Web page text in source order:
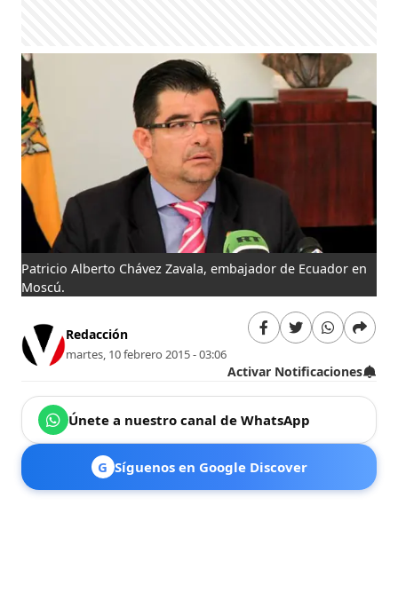
Patricio Alberto Chávez Zavala, embajador de Ecuador en
Moscú.
Redacción
martes, 10 febrero 2015 - 03:06
Activar Notificaciones
Únete a nuestro canal de WhatsApp
G Síguenos en Google Discover